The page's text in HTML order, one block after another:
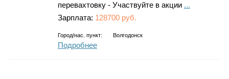
перевахтовку - Участвуйте в акции ...
Зарплата: 128700 руб.
Город/нас. пункт: Волгодонск
Подробнее